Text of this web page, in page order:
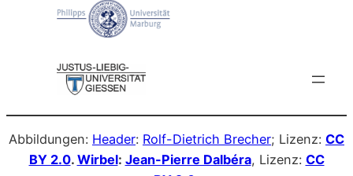
Abbildungen: Header: Rolf-Dietrich Brecher; Lizenz: CC
BY 2.0. Wirbel: Jean-Pierre Dalbéra, Lizenz: CC